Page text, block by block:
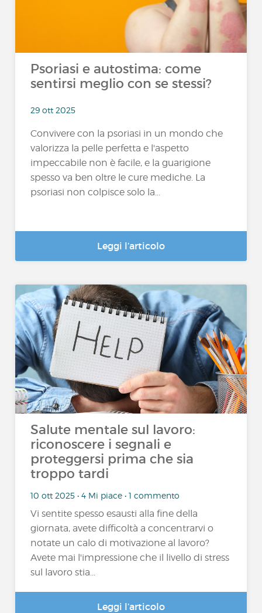
Psoriasi e autostima: come
sentirsi meglio con se stessi?
29 ott 2025
Convivere con la psoriasi in un mondo che
valorizza la pelle perfetta e l'aspetto
impeccabile non è facile, e la guarigione
spesso va ben oltre le cure mediche. La
psoriasi non colpisce solo la...
Leggi l’articolo
Salute mentale sul lavoro:
riconoscere i segnali e
proteggersi prima che sia
troppo tardi
10 ott 2025 • 4 Mi piace • 1 commento
Vi sentite spesso esausti alla fine della
giornata, avete difficoltà a concentrarvi o
notate un calo di motivazione al lavoro?
Avete mai l'impressione che il livello di stress
sul lavoro stia...
Leggi l’articolo